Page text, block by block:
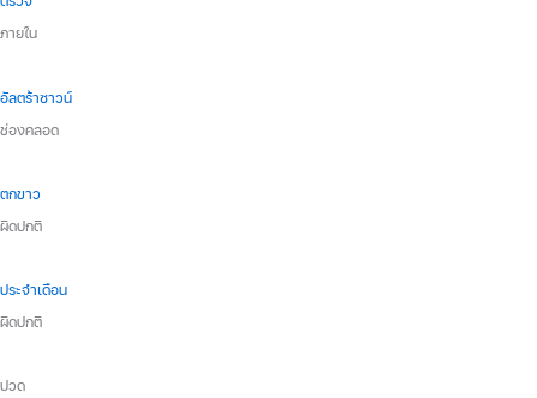
ภายใน
อัลตร้าซาวน์
ช่องคลอด
ตกขาว
ผิดปกติ
ประจำเดือน
ผิดปกติ
ปวด